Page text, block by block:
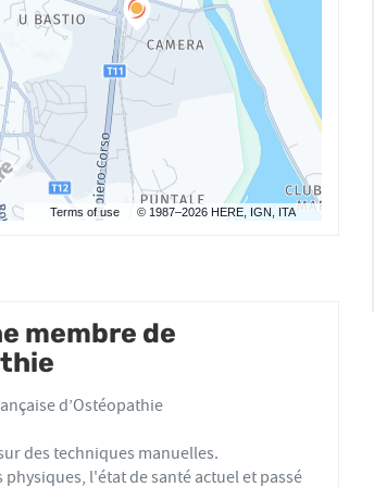
Terms of use © 1987–2026 HERE, IGN, ITA
membre de
d’Ostéopathie
des techniques manuelles.
l'état de santé actuel et passé